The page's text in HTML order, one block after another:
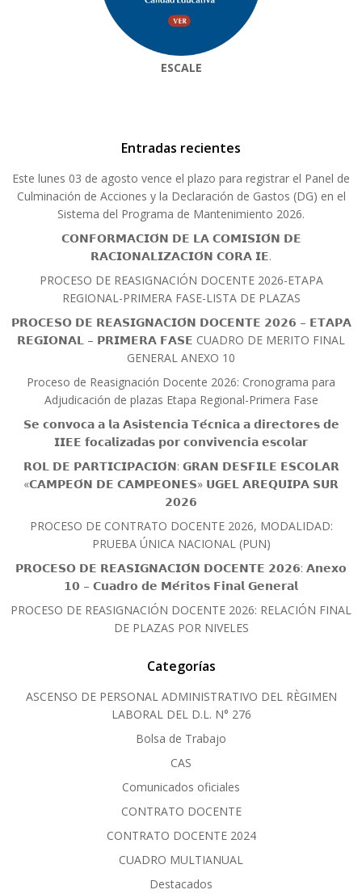
ESCALE
Entradas recientes
Este lunes 03 de agosto vence el plazo para registrar el Panel de
Culminación de Acciones y la Declaración de Gastos (DG) en el
Sistema del Programa de Mantenimiento 2026.
𝗖𝗢𝗡𝗙𝗢𝗥𝗠𝗔𝗖𝗜𝗢́𝗡 𝗗𝗘 𝗟𝗔 𝗖𝗢𝗠𝗜𝗦𝗜𝗢́𝗡 𝗗𝗘
𝗥𝗔𝗖𝗜𝗢𝗡𝗔𝗟𝗜𝗭𝗔𝗖𝗜𝗢́𝗡 𝗖𝗢𝗥𝗔 𝗜𝗘.
PROCESO DE REASIGNACIÓN DOCENTE 2026-ETAPA
REGIONAL-PRIMERA FASE-LISTA DE PLAZAS
𝗣𝗥𝗢𝗖𝗘𝗦𝗢 𝗗𝗘 𝗥𝗘𝗔𝗦𝗜𝗚𝗡𝗔𝗖𝗜𝗢́𝗡 𝗗𝗢𝗖𝗘𝗡𝗧𝗘 𝟮𝟬𝟮𝟲 – 𝗘𝗧𝗔𝗣𝗔
𝗥𝗘𝗚𝗜𝗢𝗡𝗔𝗟 – 𝗣𝗥𝗜𝗠𝗘𝗥𝗔 𝗙𝗔𝗦𝗘 CUADRO DE MERITO FINAL
GENERAL ANEXO 10
Proceso de Reasignación Docente 2026: Cronograma para
Adjudicación de plazas Etapa Regional-Primera Fase
𝗦𝗲 𝗰𝗼𝗻𝘃𝗼𝗰𝗮 𝗮 𝗹𝗮 𝗔𝘀𝗶𝘀𝘁𝗲𝗻𝗰𝗶𝗮 𝗧𝗲́𝗰𝗻𝗶𝗰𝗮 𝗮 𝗱𝗶𝗿𝗲𝗰𝘁𝗼𝗿𝗲𝘀 𝗱𝗲
𝗜𝗜𝗘𝗘 𝗳𝗼𝗰𝗮𝗹𝗶𝘇𝗮𝗱𝗮𝘀 𝗽𝗼𝗿 𝗰𝗼𝗻𝘃𝗶𝘃𝗲𝗻𝗰𝗶𝗮 𝗲𝘀𝗰𝗼𝗹𝗮𝗿
𝗥𝗢𝗟 𝗗𝗘 𝗣𝗔𝗥𝗧𝗜𝗖𝗜𝗣𝗔𝗖𝗜𝗢́𝗡: 𝗚𝗥𝗔𝗡 𝗗𝗘𝗦𝗙𝗜𝗟𝗘 𝗘𝗦𝗖𝗢𝗟𝗔𝗥
«𝗖𝗔𝗠𝗣𝗘𝗢́𝗡 𝗗𝗘 𝗖𝗔𝗠𝗣𝗘𝗢𝗡𝗘𝗦» 𝗨𝗚𝗘𝗟 𝗔𝗥𝗘𝗤𝗨𝗜𝗣𝗔 𝗦𝗨𝗥
𝟮𝟬𝟮𝟲
PROCESO DE CONTRATO DOCENTE 2026, MODALIDAD:
PRUEBA ÚNICA NACIONAL (PUN)
𝗣𝗥𝗢𝗖𝗘𝗦𝗢 𝗗𝗘 𝗥𝗘𝗔𝗦𝗜𝗚𝗡𝗔𝗖𝗜𝗢́𝗡 𝗗𝗢𝗖𝗘𝗡𝗧𝗘 𝟮𝟬𝟮𝟲: 𝗔𝗻𝗲𝘅𝗼
𝟭𝟬 – 𝗖𝘂𝗮𝗱𝗿𝗼 𝗱𝗲 𝗠𝗲́𝗿𝗶𝘁𝗼𝘀 𝗙𝗶𝗻𝗮𝗹 𝗚𝗲𝗻𝗲𝗿𝗮𝗹
PROCESO DE REASIGNACIÓN DOCENTE 2026: RELACIÓN FINAL
DE PLAZAS POR NIVELES
Categorías
ASCENSO DE PERSONAL ADMINISTRATIVO DEL RÈGIMEN
LABORAL DEL D.L. N° 276
Bolsa de Trabajo
CAS
Comunicados oficiales
CONTRATO DOCENTE
CONTRATO DOCENTE 2024
CUADRO MULTIANUAL
Destacados